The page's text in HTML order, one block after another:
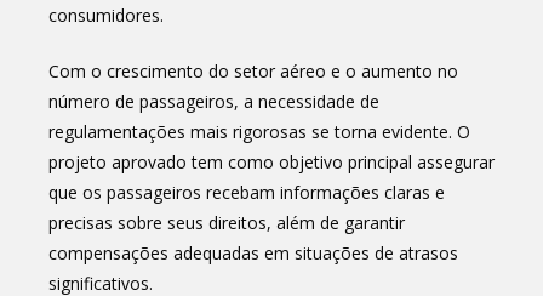
consumidores.
Com o crescimento do setor aéreo e o aumento no
número de passageiros, a necessidade de
regulamentações mais rigorosas se torna evidente. O
projeto aprovado tem como objetivo principal assegurar
que os passageiros recebam informações claras e
precisas sobre seus direitos, além de garantir
compensações adequadas em situações de atrasos
significativos.